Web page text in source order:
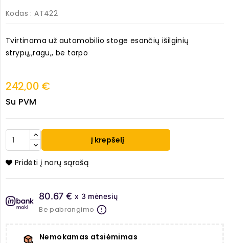
Kodas : AT422
Tvirtinama už automobilio stoge esančių išilginių
strypų,,ragu,, be tarpo
242,00 €
Su PVM
Į krepšelį
Pridėti į norų sąrašą
80.67 € x 3 mėnesių
Be pabrangimo
Nemokamas atsiėmimas